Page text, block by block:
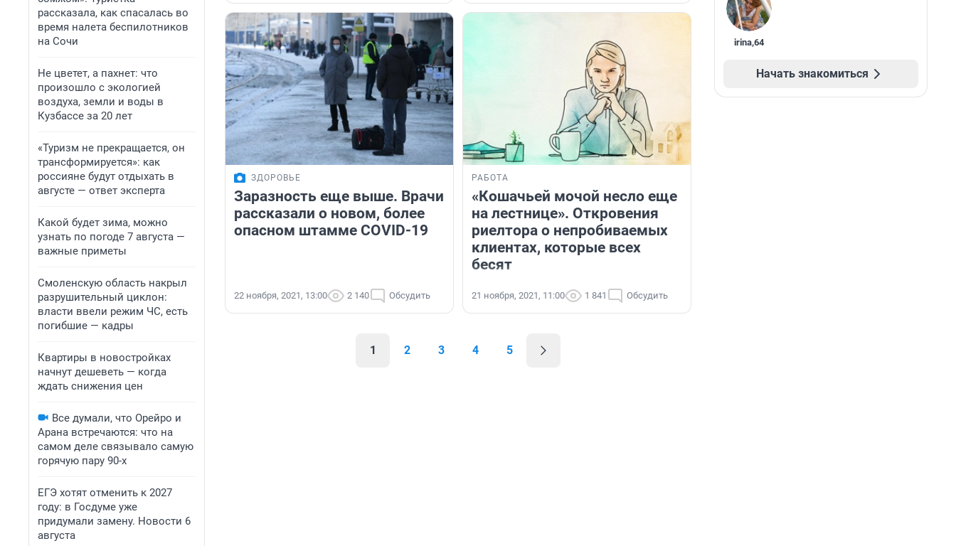
рассказала, как спасалась во
время налета беспилотников
на Сочи
Не цветет, а пахнет: что
произошло с экологией
воздуха, земли и воды в
Кузбассе за 20 лет
«Туризм не прекращается, он
трансформируется»: как
россияне будут отдыхать в
августе — ответ эксперта
Какой будет зима, можно
узнать по погоде 7 августа —
важные приметы
Смоленскую область накрыл
разрушительный циклон:
власти ввели режим ЧС, есть
погибшие — кадры
Квартиры в новостройках
начнут дешеветь — когда
ждать снижения цен
Все думали, что Орейро и
Арана встречаются: что на
самом деле связывало самую
горячую пару 90-х
ЕГЭ хотят отменить к 2027
году: в Госдуме уже
придумали замену. Новости 6
августа
ЗДОРОВЬЕ
Заразность еще выше. Врачи
рассказали о новом, более
опасном штамме COVID-19
22 ноября, 2021, 13:00 2 140 Обсудить
РАБОТА
«Кошачьей мочой несло еще
на лестнице». Откровения
риелтора о непробиваемых
клиентах, которые всех
бесят
21 ноября, 2021, 11:00 1 841 Обсудить
1 2 3 4 5
irina,64
Начать знакомиться